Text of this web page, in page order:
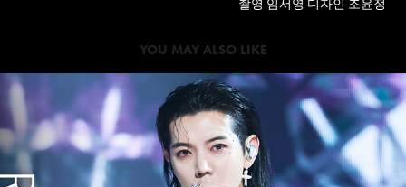
촬영 임서영 디자인 조윤정
YOU MAY ALSO LIKE